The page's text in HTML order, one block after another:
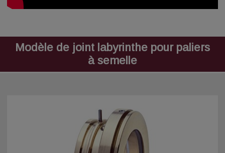
Modèle de joint labyrinthe pour paliers
à semelle